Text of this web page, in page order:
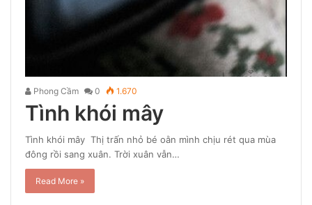
Phong Cầm 0 1.670
Tình khói mây
Tình khói mây Thị trấn nhỏ bé oằn mình chịu rét qua mùa
đông rồi sang xuân. Trời xuân vẫn…
Read More »